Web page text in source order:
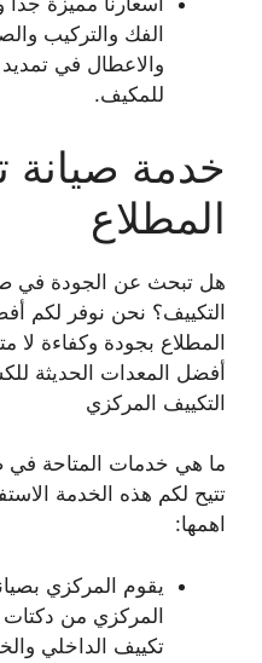
الفك والتركيب
والاعطال في
للمكيف.
خدمة صيانة
المطلاع
هل تبحث عن الجودة في
التكييف؟ نحن نوفر لكم
المطلاع بجودة وكفاءة لا
أفضل المعدات الحديثة
التكييف المركزي
ما هي خدمات المتاحة في
تتيح لكم هذه الخدمة
اهمها:
يقوم المركزي
المركزي من
تكييف الداخلي